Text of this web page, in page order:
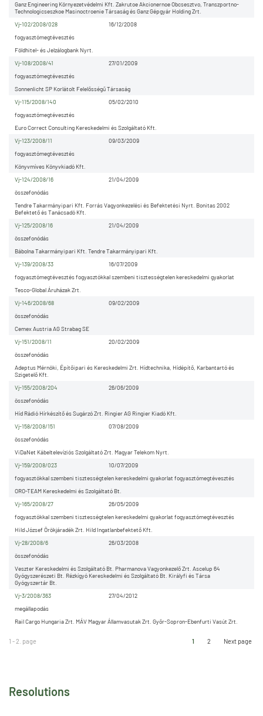
Resolutions
Ganz Engineering Környezetvédelmi Kft. Zakrutoe Akcionernoe Obcsesztvo, Transzportno-
Technologicseszkoe Masinoctroenie Társaság és Ganz Gépgyár Holding Zrt.
16/12/2008
Vj-102/2008/028
Földhitel- és Jelzálogbank Nyrt.
fogyasztómegtévesztés
27/01/2009
Vj-108/2008/41
Sonnenlicht SP Korlátolt Felelősségű Társaság
fogyasztómegtévesztés
05/02/2010
Vj-115/2008/140
Euro Correct Consulting Kereskedelmi és Szolgáltató Kft.
fogyasztómegtévesztés
09/03/2009
Vj-123/2008/11
Könyvmíves Könyvkiadó Kft.
fogyasztómegtévesztés
21/04/2009
Vj-124/2008/16
Tendre Takarmányipari Kft. Forrás Vagyonkezelési és Befektetési Nyrt. Bonitas 2002
Befektető és Tanácsadó Kft.
összefonódás
21/04/2009
Vj-125/2008/16
Bábolna Takarmányipari Kft. Tendre Takarmányipari Kft.
összefonódás
16/07/2009
Vj-139/2008/33
Tesco-Global Áruházak Zrt.
fogyasztómegtévesztés fogyasztókkal szembeni tisztességtelen kereskedelmi gyakorlat
09/02/2009
Vj-146/2008/68
Cemex Austria AG Strabag SE
összefonódás
20/02/2009
Vj-151/2008/11
Adeptus Mérnöki, Építőipari és Kereskedelmi Zrt. Hídtechnika, Hídépítő, Karbantartó és
Szigetelő Kft.
összefonódás
26/06/2009
Vj-155/2008/204
Híd Rádió Hírkészítő és Sugárzó Zrt. Ringier AG Ringier Kiadó Kft.
összefonódás
07/08/2009
Vj-158/2008/151
ViDaNet Kábeltelevíziós Szolgáltató Zrt. Magyar Telekom Nyrt.
összefonódás
10/07/2009
Vj-159/2008/023
ORO-TEAM Kereskedelmi és Szolgáltató Bt.
fogyasztókkal szembeni tisztességtelen kereskedelmi gyakorlat fogyasztómegtévesztés
26/05/2009
Vj-165/2008/27
Hild József Örökjáradék Zrt. Hild Ingatlanbefektető Kft.
fogyasztókkal szembeni tisztességtelen kereskedelmi gyakorlat fogyasztómegtévesztés
26/03/2008
Vj-28/2008/6
Veszter Kereskedelmi és Szolgáltató Bt. Pharmanova Vagyonkezelő Zrt. Ascelup 64
Gyógyszerészeti Bt. Rézkígyó Kereskedelmi és Szolgáltató Bt. Királyfi és Társa
Gyógyszertár Bt.
összefonódás
27/04/2012
Vj-3/2008/363
Rail Cargo Hungaria Zrt. MÁV Magyar Államvasutak Zrt. Győr-Sopron-Ebenfurti Vasút Zrt.
megállapodás
1 - 2. page 1 2 Next page